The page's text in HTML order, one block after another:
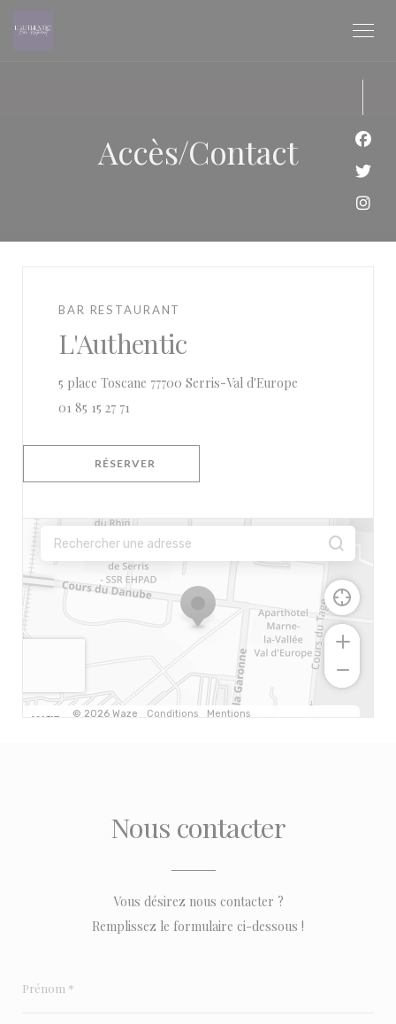
Accès/Contact
BAR RESTAURANT
L'Authentic
5 place Toscane 77700 Serris-Val d'Europe
01 85 15 27 71
RÉSERVER
Nous contacter
Vous désirez nous contacter ?
Remplissez le formulaire ci-dessous !